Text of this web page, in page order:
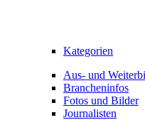
Kategorien
Aus- und
Brancheninfos
Fotos und Bilder
Journalisten